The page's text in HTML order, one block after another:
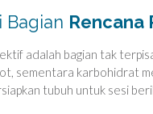
Bagian Rencana
adalah bagian tak
sementara karbohidrat
tubuh untuk sesi